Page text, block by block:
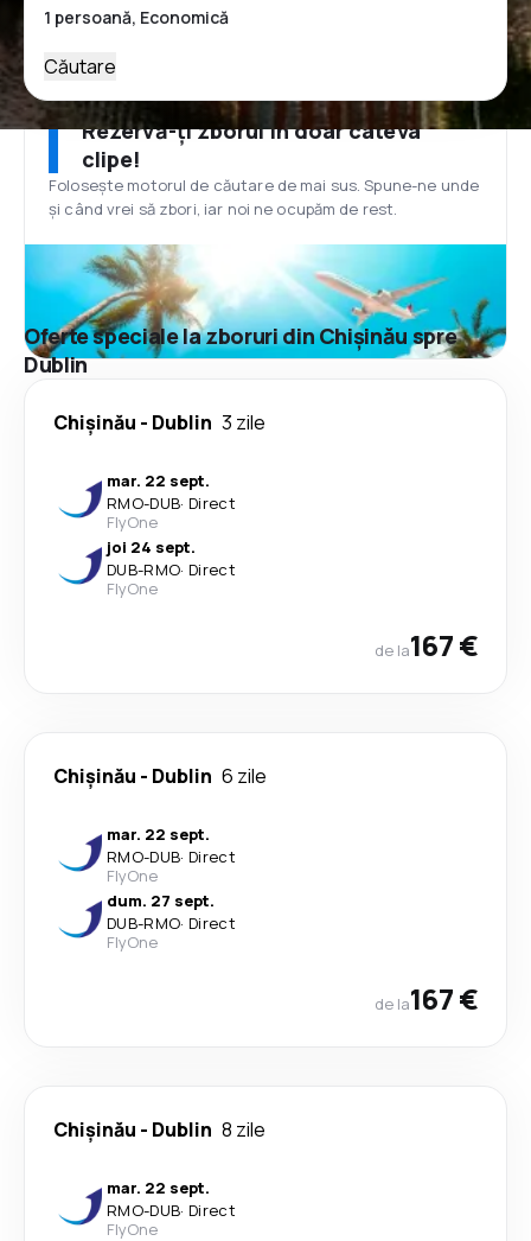
Căutare
Rezervă-ți zborul în doar câteva
clipe!
Folosește motorul de căutare de mai sus. Spune-ne unde
și când vrei să zbori, iar noi ne ocupăm de rest.
Oferte speciale la zboruri din Chișinău spre
Dublin
Chișinău - Dublin 3 zile
mar. 22 sept.
RMO-DUB· Direct
FlyOne
joi 24 sept.
DUB-RMO· Direct
FlyOne
de la167 €
Chișinău - Dublin 6 zile
mar. 22 sept.
RMO-DUB· Direct
FlyOne
dum. 27 sept.
DUB-RMO· Direct
FlyOne
de la167 €
Chișinău - Dublin 8 zile
mar. 22 sept.
RMO-DUB· Direct
FlyOne